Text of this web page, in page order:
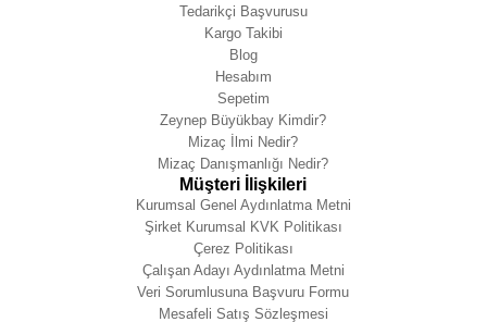
Tedarikçi Başvurusu
Kargo Takibi
Blog
Hesabım
Sepetim
Zeynep Büyükbay Kimdir?
Mizaç İlmi Nedir?
Mizaç Danışmanlığı Nedir?
Müşteri İlişkileri
Kurumsal Genel Aydınlatma Metni
Şirket Kurumsal KVK Politikası
Çerez Politikası
Çalışan Adayı Aydınlatma Metni
Veri Sorumlusuna Başvuru Formu
Mesafeli Satış Sözleşmesi